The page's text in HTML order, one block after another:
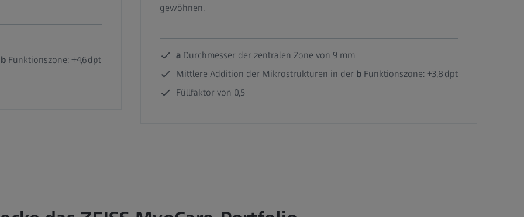
b Funktionszone: +4,6 dpt
gewöhnen.
a Durchmesser der zentralen Zone von 9 mm
Mittlere Addition der Mikrostrukturen in der b Funktionszone: +3,8 dpt
Füllfaktor von 0,5